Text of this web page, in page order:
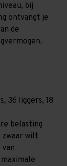
bij
ontvangt je
de
36 liggers, 18
belasting
zwaar wilt